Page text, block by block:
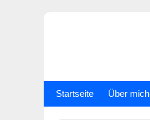
Startseite Über mich